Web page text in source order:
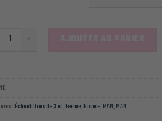
de MAN CLASSIQUES ÉCHANTILLONS 3 ML
ND
:Échantillons de 3 ml,Femme,Homme,MAN,MAN